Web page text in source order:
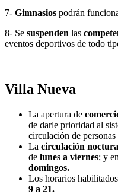
7- Gimnasios podrán
8- Se suspenden las
eventos deportivos de todo
Villa Nueva
La apertura de
de darle prioridad al
circulación de
La circulación noctura
de lunes a viernes; y
domingos.
Los horarios
9 a 21.